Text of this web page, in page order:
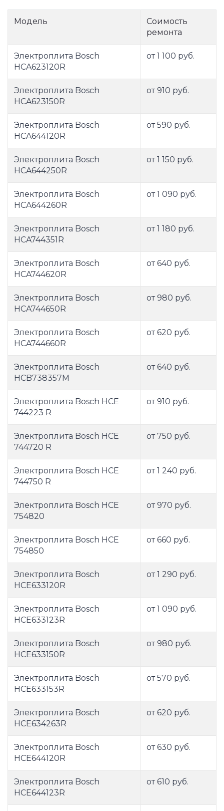
Модель
Соимость
ремонта
Электроплита Bosch
HCA623120R
от 1 100 руб.
Электроплита Bosch
HCA623150R
от 910 руб.
Электроплита Bosch
HCA644120R
от 590 руб.
Электроплита Bosch
HCA644250R
от 1 150 руб.
Электроплита Bosch
HCA644260R
от 1 090 руб.
Электроплита Bosch
HCA744351R
от 1 180 руб.
Электроплита Bosch
HCA744620R
от 640 руб.
Электроплита Bosch
HCA744650R
от 980 руб.
Электроплита Bosch
HCA744660R
от 620 руб.
Электроплита Bosch
HCB738357M
от 640 руб.
Электроплита Bosch HCE
744223 R
от 910 руб.
Электроплита Bosch HCE
744720 R
от 750 руб.
Электроплита Bosch HCE
744750 R
от 1 240 руб.
Электроплита Bosch HCE
754820
от 970 руб.
Электроплита Bosch HCE
754850
от 660 руб.
Электроплита Bosch
HCE633120R
от 1 290 руб.
Электроплита Bosch
HCE633123R
от 1 090 руб.
Электроплита Bosch
HCE633150R
от 980 руб.
Электроплита Bosch
HCE633153R
от 570 руб.
Электроплита Bosch
HCE634263R
от 620 руб.
Электроплита Bosch
HCE644120R
от 630 руб.
Электроплита Bosch
HCE644123R
от 610 руб.